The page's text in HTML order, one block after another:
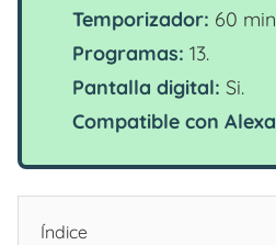
Temporizador: 60
Programas: 13.
Pantalla digital: Si.
Compatible con
Índice